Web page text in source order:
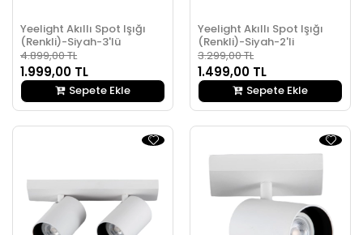
Yeelight Akıllı Spot Işığı
(Renkli)-Siyah-3'lü
4.899,00 TL
1.999,00 TL
Sepete Ekle
Yeelight Akıllı Spot Işığı
(Renkli)-Siyah-2'li
3.299,00 TL
1.499,00 TL
Sepete Ekle